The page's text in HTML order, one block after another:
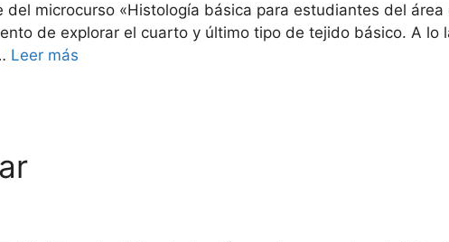
microcurso «Histología básica para estudiantes del área
de explorar el cuarto y último tipo de tejido básico. A lo
Leer más